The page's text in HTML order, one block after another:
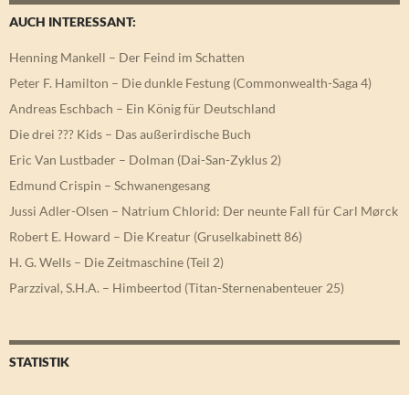
AUCH INTERESSANT:
Henning Mankell – Der Feind im Schatten
Peter F. Hamilton – Die dunkle Festung (Commonwealth-Saga 4)
Andreas Eschbach – Ein König für Deutschland
Die drei ??? Kids – Das außerirdische Buch
Eric Van Lustbader – Dolman (Dai-San-Zyklus 2)
Edmund Crispin – Schwanengesang
Jussi Adler-Olsen – Natrium Chlorid: Der neunte Fall für Carl Mørck
Robert E. Howard – Die Kreatur (Gruselkabinett 86)
H. G. Wells – Die Zeitmaschine (Teil 2)
Parzzival, S.H.A. – Himbeertod (Titan-Sternenabenteuer 25)
STATISTIK